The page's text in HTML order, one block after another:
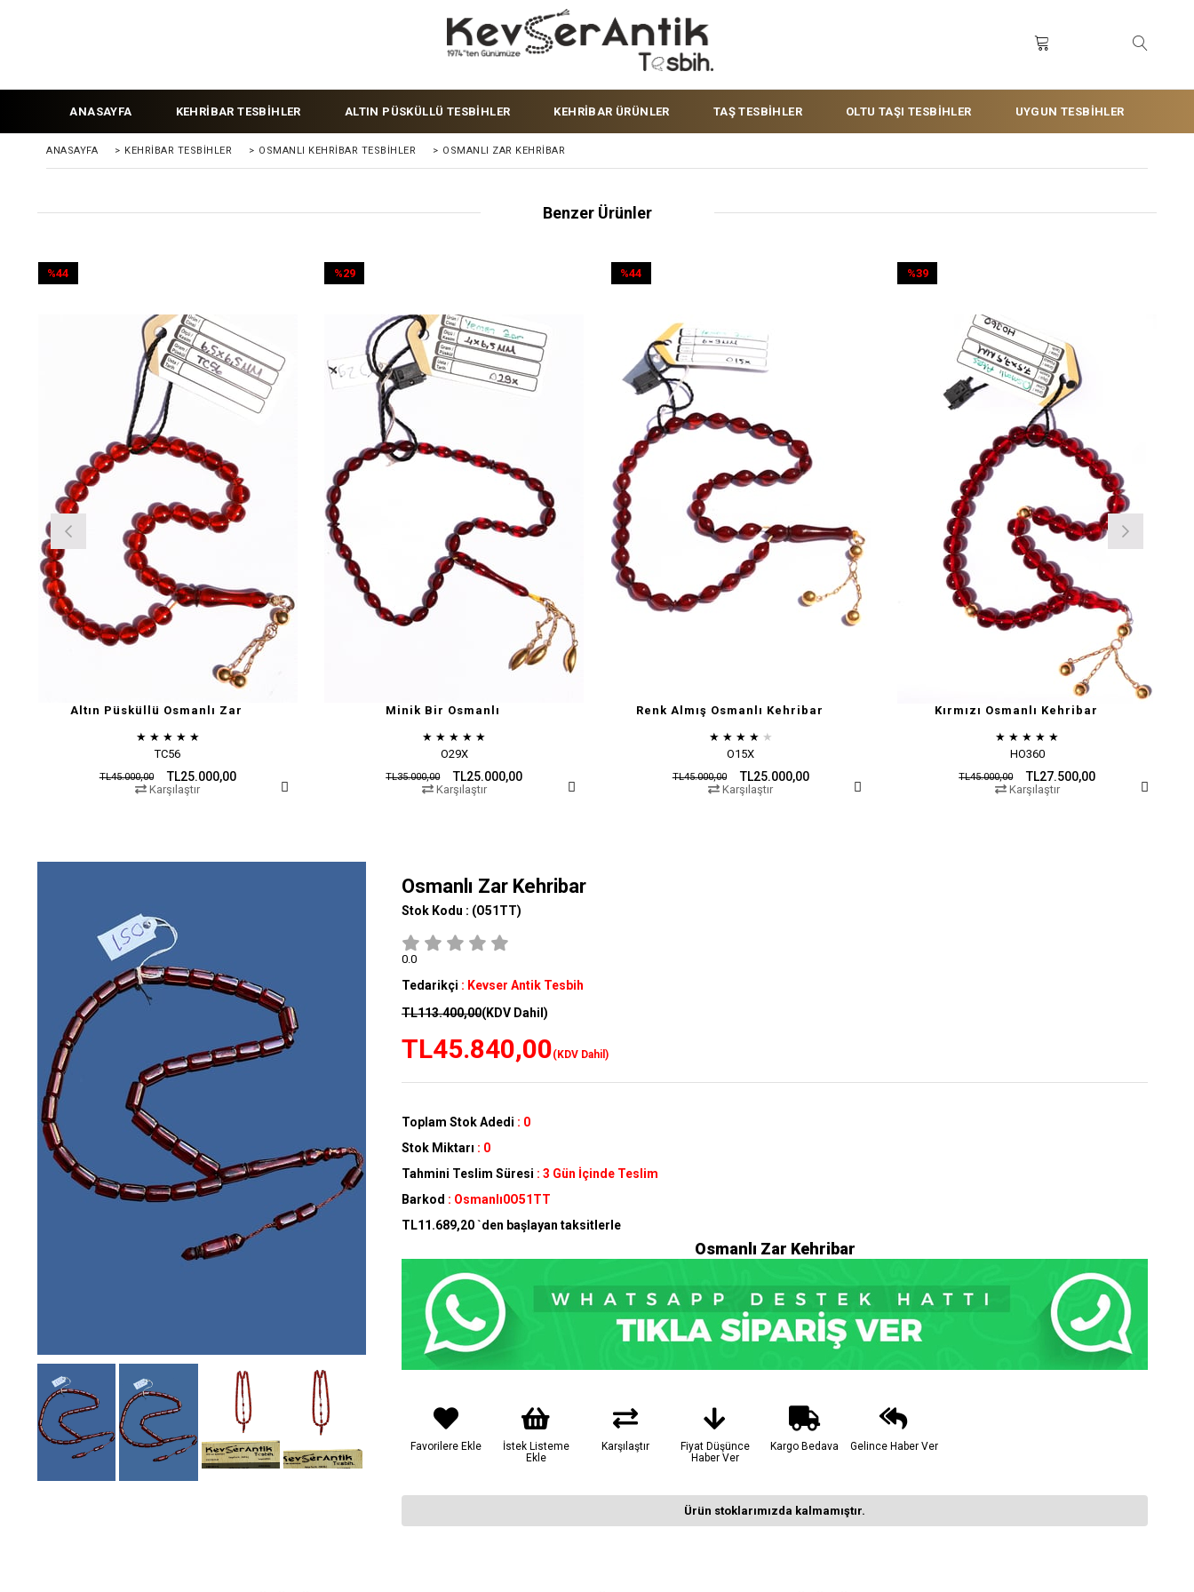
ANASAYFA KEHRİBAR TESBİHLER ALTIN PÜSKÜLLÜ TESBİHLER KEHRİBAR ÜRÜNLER TAŞ TESBİHLER OLTU TAŞI TESBİHLER UYGUN TESBİHLER
ANASAYFA > KEHRIBAR TESBIHLER > OSMANLI KEHRİBAR TESBİHLER > OSMANLI ZAR KEHRIBAR
Benzer Ürünler
Altın Püsküllü Osmanlı Zar
★ ★ ★ ★ ★
TC56
TL25.000,00
TL45.000,00
%44
Karşılaştır
Minik Bir Osmanlı
★ ★ ★ ★ ★
O29X
TL25.000,00
TL35.000,00
%29
Karşılaştır
Renk Almış Osmanlı Kehribar
★ ★ ★ ★ ★
O15X
TL25.000,00
TL45.000,00
%44
Karşılaştır
Kırmızı Osmanlı Kehribar
★ ★ ★ ★ ★
HO360
TL27.500,00
TL45.000,00
%39
Karşılaştır
Osmanlı Zar Kehribar
Stok Kodu : (O51TT)
0.0
Tedarikçi : Kevser Antik Tesbih
TL113.400,00(KDV Dahil)
TL45.840,00(KDV Dahil)
Toplam Stok Adedi : 0
Stok Miktarı : 0
Tahmini Teslim Süresi : 3 Gün İçinde Teslim
Barkod : Osmanlı0O51TT
TL11.689,20`den başlayan taksitlerle
Osmanlı Zar Kehribar
Favorilere Ekle
İstek Listeme
Ekle
Karşılaştır
Fiyat Düşünce
Haber Ver
Kargo Bedava Gelince Haber Ver
Ürün stoklarımızda kalmamıştır.